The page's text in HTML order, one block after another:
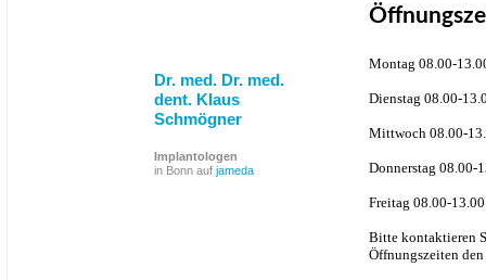
Dr. med. Dr. med.
dent. Klaus
Schmögner
Implantologen
in Bonn auf jameda
Montag 08.00-
Dienstag 08.00-
Mittwoch 08.00-
Donnerstag 08.00-
Freitag 08.00-
Bitte kontaktieren
Öffnungszeiten